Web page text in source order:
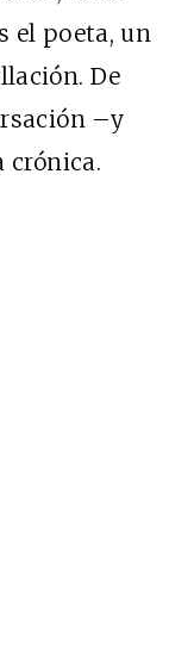
el poeta, un
De
–y
crónica.